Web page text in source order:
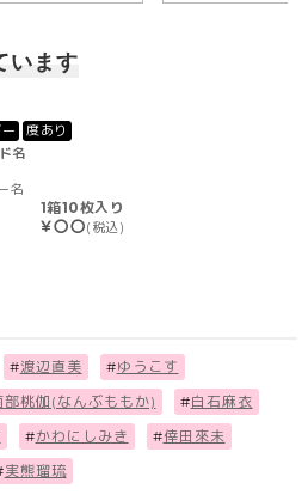
います
度あり
名
名
1箱10枚入り
￥〇〇(税込)
#渡辺直美 #ゆうこす
部桃伽(なんぶももか) #白石麻衣
#かわにしみき #倖田來未
実熊瑠琉